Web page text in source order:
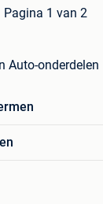
Pagina 1 van 2
Auto-onderdelen